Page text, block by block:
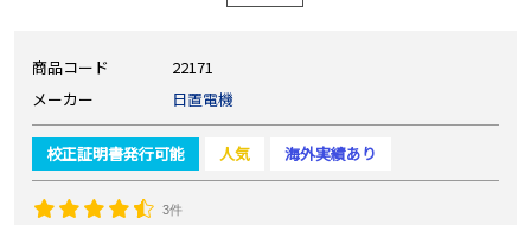
商品コード
22171
メーカー
日置電機
校正証明書発行可能 人気 海外実績あり
3件